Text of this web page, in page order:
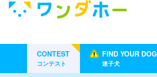
CONTEST
コンテスト
FIND YOUR DOG
迷子犬